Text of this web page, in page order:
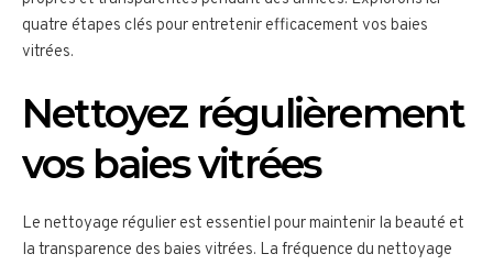
quatre étapes clés pour entretenir efficacement vos baies
vitrées.
Nettoyez régulièrement
vos baies vitrées
Le nettoyage régulier est essentiel pour maintenir la beauté et
la transparence des baies vitrées. La fréquence du nettoyage